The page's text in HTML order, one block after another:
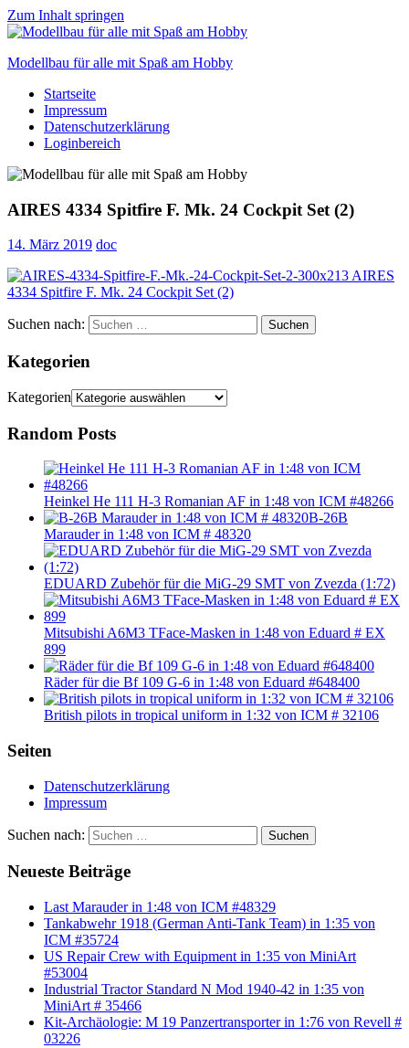
Zum Inhalt springen
Modellbau für alle mit Spaß am Hobby
Scale
modelling
to
Startseite
Impressum
Datenschutzerklärung
Loginbereich
AIRES 4334 Spitfire F. Mk. 24 Cockpit Set (2)
14. März 2019 doc
Suchen nach: Suchen
Kategorien
Kategorien
Random Posts
Heinkel He 111 H-3 Romanian AF in 1:48 von ICM #48266
B-26B
Marauder in 1:48 von ICM # 48320
EDUARD Zubehör für die MiG-29 SMT von Zvezda (1:72)
Mitsubishi A6M3 TFace-Masken in 1:48 von Eduard # EX
899
Räder für die Bf 109 G-6 in 1:48 von Eduard #648400
British pilots in tropical uniform in 1:32 von ICM # 32106
Seiten
Datenschutzerklärung
Impressum
Suchen nach: Suchen
Neueste Beiträge
Last Marauder in 1:48 von ICM #48329
Tankabwehr 1918 (German Anti-Tank Team) in 1:35 von
ICM #35724
US Repair Crew with Equipment in 1:35 von MiniArt
#53004
Industrial Tractor Standard N Mod 1940-42 in 1:35 von
MiniArt # 35466
Kit-Archäologie: M 19 Panzertransporter in 1:76 von Revell #
03226